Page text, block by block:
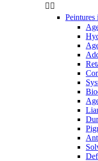
 
Peintures